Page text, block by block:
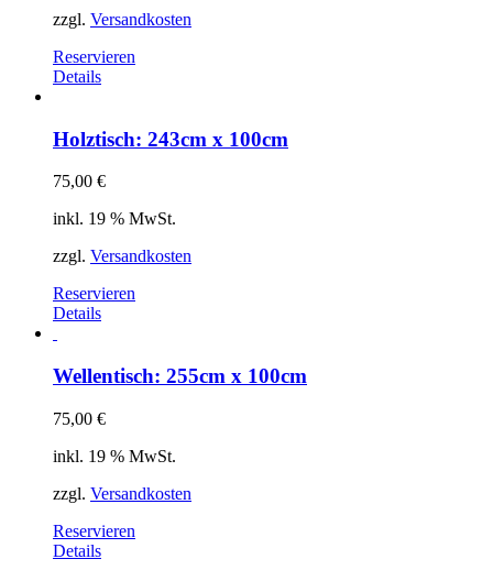
zzgl. Versandkosten
Reservieren
Details
Holztisch: 243cm x 100cm
75,00 €
inkl. 19 % MwSt.
zzgl. Versandkosten
Reservieren
Details
Wellentisch: 255cm x 100cm
75,00 €
inkl. 19 % MwSt.
zzgl. Versandkosten
Reservieren
Details